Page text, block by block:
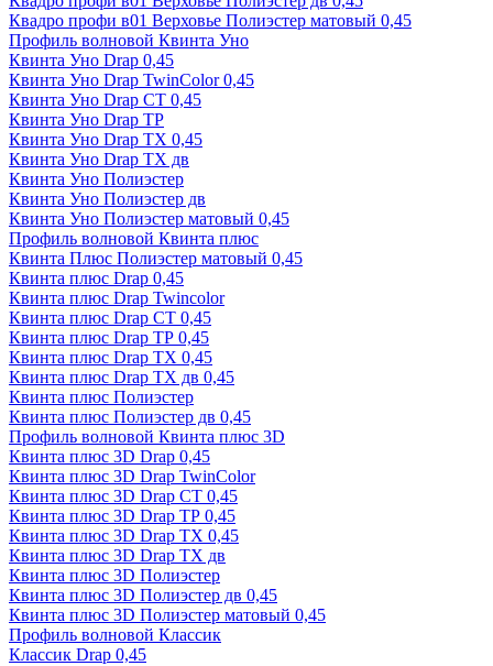
Квадро профи в01 Верховье Полиэстер матовый 0,45
Профиль волновой Квинта Уно
Квинта Уно Drap 0,45
Квинта Уно Drap TwinColor 0,45
Квинта Уно Drap СТ 0,45
Квинта Уно Drap ТР
Квинта Уно Drap ТХ 0,45
Квинта Уно Drap ТХ дв
Квинта Уно Полиэстер
Квинта Уно Полиэстер дв
Квинта Уно Полиэстер матовый 0,45
Профиль волновой Квинта плюс
Квинта Плюс Полиэстер матовый 0,45
Квинта плюс Drap 0,45
Квинта плюс Drap Twincolor
Квинта плюс Drap СТ 0,45
Квинта плюс Drap ТР 0,45
Квинта плюс Drap ТХ 0,45
Квинта плюс Drap ТХ дв 0,45
Квинта плюс Полиэстер
Квинта плюс Полиэстер дв 0,45
Профиль волновой Квинта плюс 3D
Квинта плюс 3D Drap 0,45
Квинта плюс 3D Drap TwinColor
Квинта плюс 3D Drap СТ 0,45
Квинта плюс 3D Drap ТР 0,45
Квинта плюс 3D Drap ТХ 0,45
Квинта плюс 3D Drap ТХ дв
Квинта плюс 3D Полиэстер
Квинта плюс 3D Полиэстер дв 0,45
Квинта плюс 3D Полиэстер матовый 0,45
Профиль волновой Классик
Классик Drap 0,45